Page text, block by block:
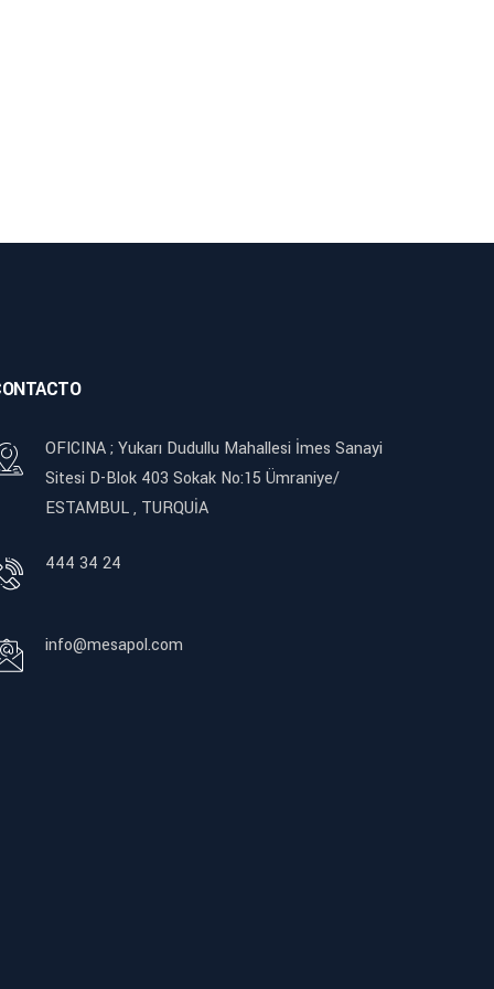
OFICINA ; Yukarı Dudullu Mahallesi İmes Sanayi
Sitesi D-Blok 403 Sokak No:15 Ümraniye/
ESTAMBUL , TURQUİA
444 34 24
info@mesapol.com